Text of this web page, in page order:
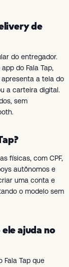
de
do entregador.
do Fala Tap,
a tela do
a carteira digital.
sem
físicas, com CPF,
autônomos e
uma conta e
o modelo sem
ajuda no
Fala Tap que